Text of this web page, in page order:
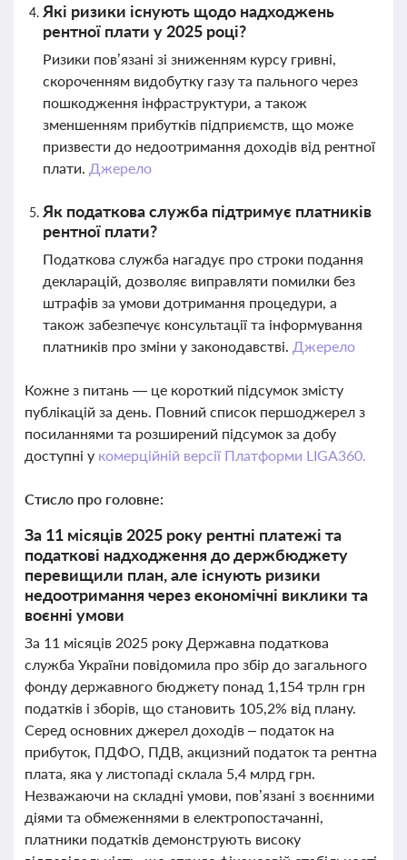
Які ризики існують щодо надходжень
рентної плати у 2025 році?
Ризики пов’язані зі зниженням курсу гривні,
скороченням видобутку газу та пального через
пошкодження інфраструктури, а також
зменшенням прибутків підприємств, що може
призвести до недоотримання доходів від рентної
плати. Джерело
Як податкова служба підтримує платників
рентної плати?
Податкова служба нагадує про строки подання
декларацій, дозволяє виправляти помилки без
штрафів за умови дотримання процедури, а
також забезпечує консультації та інформування
платників про зміни у законодавстві. Джерело
Кожне з питань — це короткий підсумок змісту
публікацій за день. Повний список першоджерел з
посиланнями та розширений підсумок за добу
доступні у комерційній версії Платформи LIGA360.
Стисло про головне:
За 11 місяців 2025 року рентні платежі та
податкові надходження до держбюджету
перевищили план, але існують ризики
недоотримання через економічні виклики та
воєнні умови
За 11 місяців 2025 року Державна податкова
служба України повідомила про збір до загального
фонду державного бюджету понад 1,154 трлн грн
податків і зборів, що становить 105,2% від плану.
Серед основних джерел доходів – податок на
прибуток, ПДФО, ПДВ, акцизний податок та рентна
плата, яка у листопаді склала 5,4 млрд грн.
Незважаючи на складні умови, пов’язані з воєнними
діями та обмеженнями в електропостачанні,
платники податків демонструють високу